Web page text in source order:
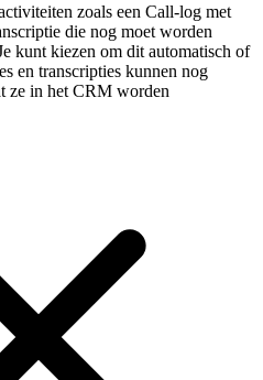
zoals een Call-log met
die nog moet worden
kunt kiezen om dit automatisch of
en transcripties kunnen nog
ze in het CRM worden